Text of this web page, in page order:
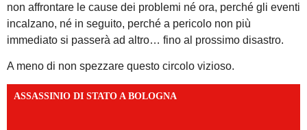
non affrontare le cause dei problemi né ora, perché gli eventi
incalzano, né in seguito, perché a pericolo non più
immediato si passerà ad altro… fino al prossimo disastro.
A meno di non spezzare questo circolo vizioso.
ASSASSINIO DI STATO A BOLOGNA